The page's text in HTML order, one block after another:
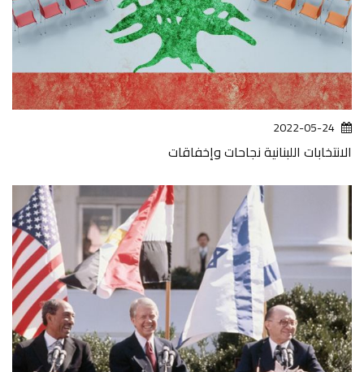
2022-05-24
الانتخابات اللبنانية نجاحات وإخفاقات